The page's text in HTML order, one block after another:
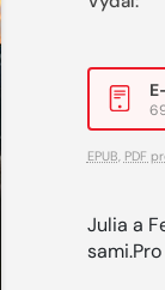
EPUB PDF
Julia a